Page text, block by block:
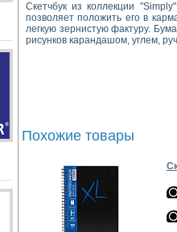
Скетчбук из коллекции
позволяет положить его в
легкую зернистую фактуру.
рисунков карандашом, углем,
Похожие товары